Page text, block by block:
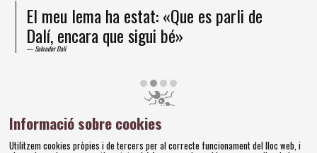
El meu lema ha estat: «Que es parli de
Dalí, encara que sigui bé»
Salvador Dalí
Figueres
Informació sobre cookies
Utilitzem cookies pròpies i de tercers per al correcte funcionament del lloc web, i